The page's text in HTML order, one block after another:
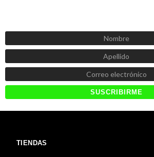
TIENDAS